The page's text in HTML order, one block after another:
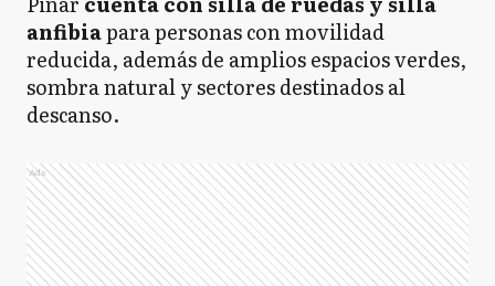
anfibiapara personas con movilidad
reducida, además de amplios espacios verdes,
sombra natural y sectores destinados al
descanso.
Ads